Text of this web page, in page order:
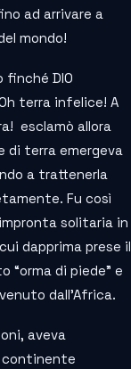
ad arrivare a
mondo!
DIO
terra infelice! A
esclamò allora
di terra emergeva
a trattenerla
Fu così
solitaria in
dapprima prese il
“orma di piede” e
venuto dall’Africa.
aveva